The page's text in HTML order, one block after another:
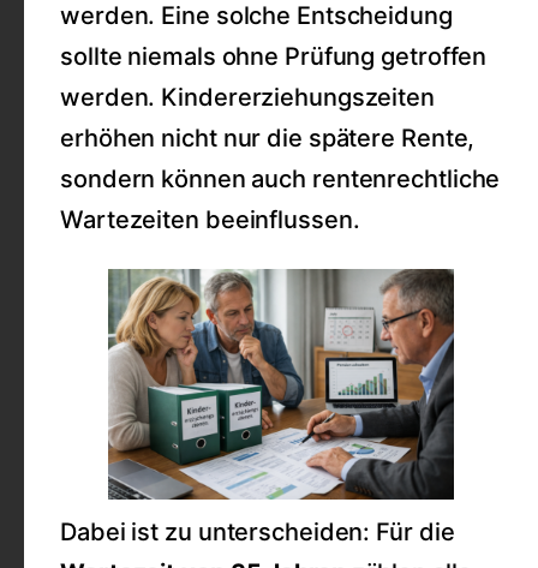
werden. Eine solche Entscheidung
sollte niemals ohne Prüfung getroffen
werden. Kindererziehungszeiten
erhöhen nicht nur die spätere Rente,
sondern können auch rentenrechtliche
Wartezeiten beeinflussen.
Dabei ist zu unterscheiden: Für die